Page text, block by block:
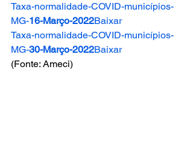
Taxa-normalidade-COVID-municípios-
MG-16-Março-2022Baixar
Taxa-normalidade-COVID-municípios-
MG-30-Março-2022Baixar
(Fonte: Ameci)